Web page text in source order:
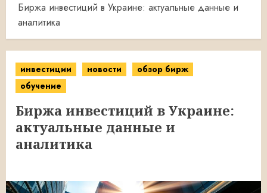
Биржа инвестиций в Украине: актуальные данные и
аналитика
инвестиции новости
обзор бирж
обучение
Биржа инвестиций в Украине:
актуальные данные и
аналитика